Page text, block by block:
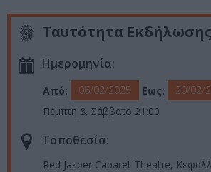
Ταυτότητα Εκδήλωσης
Ημερομηνία:
Από: 06/02/2025 Εως:
20/02/
Πέμπτη & Σάββατο 21:00
Τοποθεσία:
Red Jasper Cabaret Theatre,